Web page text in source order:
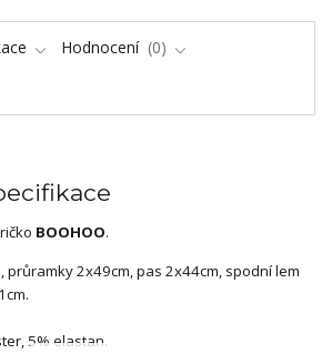
Hodnocení
0
BOOHOO.
průramky 2x49cm, pas 2x44cm, spodní lem
5% elastan.